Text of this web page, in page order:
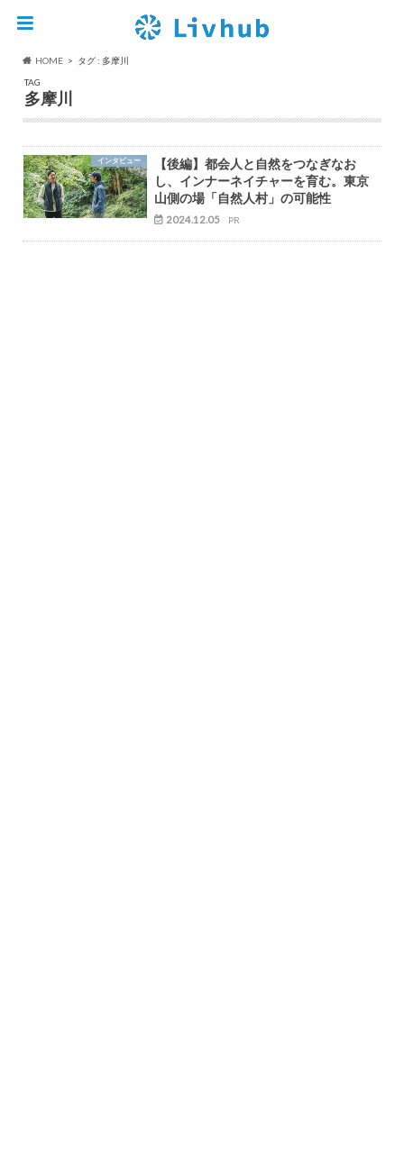
HOME
タグ : 多摩川
TAG
多摩川
インタビュー
【後編】都会人と自然をつなぎなお
し、インナーネイチャーを育む。東京
山側の場「自然人村」の可能性
2024.12.05 PR